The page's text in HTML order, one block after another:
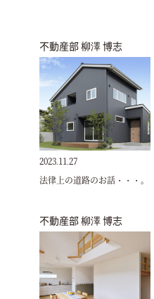
不動産部 柳澤 博志
2023.11.27
法律上の道路のお話・・・。
不動産部 柳澤 博志